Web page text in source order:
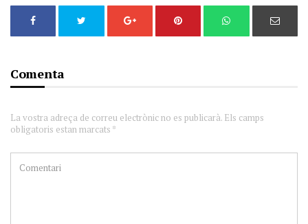
Comenta
La vostra adreça de correu electrònic no es publicarà. Els camps
obligatoris estan marcats *